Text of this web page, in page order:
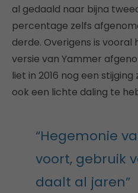
al gedaald naar bijna
percentage zelfs
derde. Overigens is
versie van Yammer
liet in 2016 nog een
ook een lichte daling te
“Hegemonie
voort, gebruik
daalt al jaren”